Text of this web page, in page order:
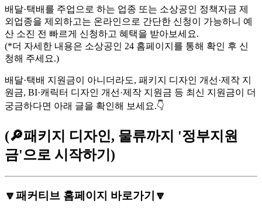
배달·택배를 주업으로 하는 업종 또는 소상공인 정책자금 제
외업종을 제외하고는 온라인으로 간단한 신청이 가능하니 예
산 소진 전 빠르게 신청하고 혜택을 받아보세요.
(*더 자세한 내용은 소상공인 24 홈페이지를 통해 확인 후 신
청해 주세요.)
배달·택배 지원금이 아니더라도, 패키지 디자인 개선·제작 지
원금, BI·캐릭터 디자인 개선·제작 지원금 등 최신 지원금이 더
궁금하다면 아래 글을 확인해 보세요.👇
(🔎패키지 디자인, 물류까지 '정부지원
금'으로 시작하기)
🔽패커티브 홈페이지 바로가기🔽